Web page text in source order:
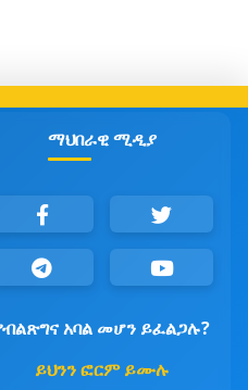
ማህበራዊ ሚዲያ
አባል መሆን ይፈልጋሉ?
ይህንን ፎርም ይሙሉ